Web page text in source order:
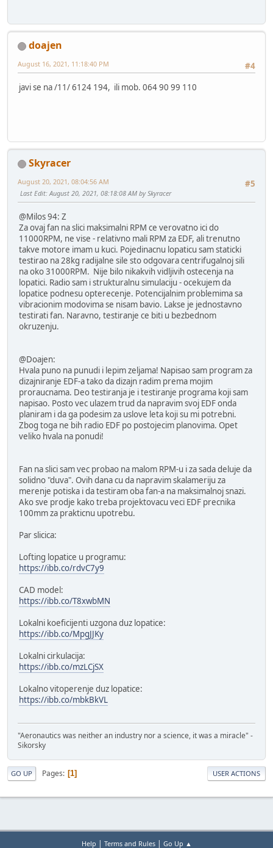
doajen
#4
August 16, 2021, 11:18:40 PM
javi se na /11/ 6124 194, ili mob. 064 90 99 110
Skyracer
#5
August 20, 2021, 08:04:56 AM
Last Edit: August 20, 2021, 08:18:08 AM by Skyracer
@Milos 94: Z
Za ovaj fan na slici maksimalni RPM ce verovatno ici do
11000RPM, ne vise - relativno mali RPM za EDF, ali trenutno
takve motore imam u kuci. Pojedinacnu lopaticu sam staticki
testirao na 28kg radijalne sile sto odgovara centrifugalnoj sili
na oko 31000RPM. Nije bilo nikakvih vidljivih ostecenja na
lopatici. Radio sam i strukturalnu simulaciju - ocekujem da
lopatice podnesu opterecenje. Potencijalnim problemima sa
vibracionim modovima se nisam bavio. Lakse je jednostavno
testirati fan. Naravno, testiranje ce biti u bezbednom
okruzenju.
@Doajen:
Hvala puno na punudi i lepim zeljama! Napisao sam program za
dizajniranje EDF-a tako da dizajn radim prema mojim
proraucnama. Deo testiranja je i testiranje programa koji sam
napisao. Posto vec ulazem trud da napravim svoj EDF onda
planiram i da ga podesim za uslove leta koji su mi potrebni.
Zbog toga ne bih radio EDF po postojecim planovima. Opet
veliko hvala na ponudi!
Fan na slici sam vec probao na malom RPM-u i za sada deluje da
solidno "duva". Ovih dana cu da napravim skalameriju za
merenje potiska i da testiram oba fan-a na maksimalnoj snazi.
Ako sve prodje kako treba projektovacu veci EDF precnika
100mm za prakticnu upotrebu.
Par slicica:
Lofting lopatice u programu:
https://ibb.co/rdvC7y9
CAD model:
https://ibb.co/T8xwbMN
Lokalni koeficijenti uzgona duz lopatice:
https://ibb.co/MpgJJKy
Lokalni cirkulacija:
https://ibb.co/mzLCjSX
Lokalno vitoperenje duz lopatice:
https://ibb.co/mbkBkVL
"Aeronautics was neither an industry nor a science, it was a miracle" -
Sikorsky
GO UP Pages 1 USER ACTIONS
Help Terms and Rules| Go Up ▲